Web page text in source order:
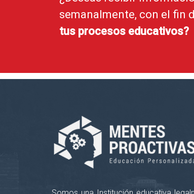
semanalmente, con el fin
tus procesos educativos?